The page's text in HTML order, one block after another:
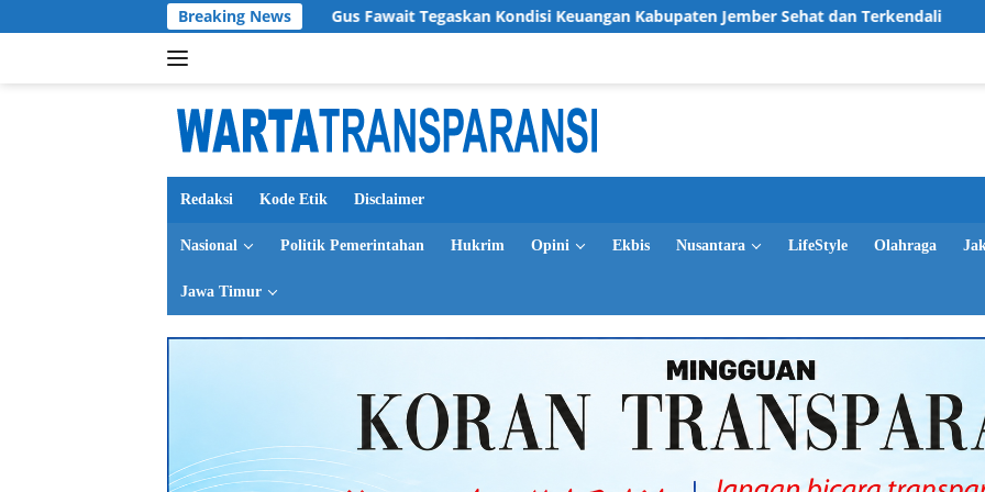
ke
Breaking News
Gus Fawait Tegaskan Kondisi Keuangan Kabupaten Jember Sehat dan Terkendali LPRI DPC
Redaksi Kode Etik Disclaimer
Nasional Politik Pemerintahan Hukrim Opini Ekbis Nusantara LifeStyle Olahraga
Jawa Timur